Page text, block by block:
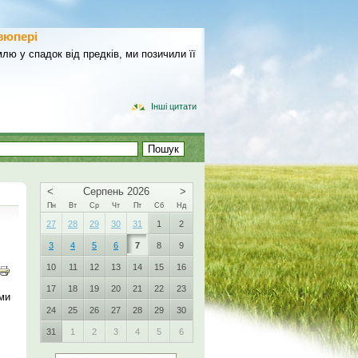
у спадок від предків, ми позичили її
Інші цитати
< Серпень 2026 >
Пн Вт Ср Чт Пт Сб Нд
27 28 29 30 31 1 2
3 4 5 6 7 8 9
10 11 12 13 14 15 16
17 18 19 20 21 22 23
24 25 26 27 28 29 30
31 1 2 3 4 5 6